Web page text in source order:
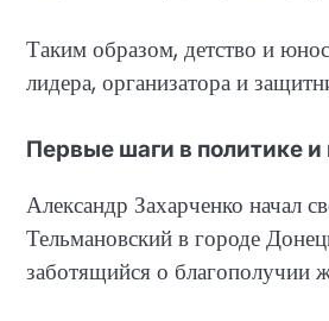
Таким образом, детство и
лидера, организатора и
Первые шаги в политике
Александр Захарченко начал
Тельмановский в городе
заботящийся о благополучии